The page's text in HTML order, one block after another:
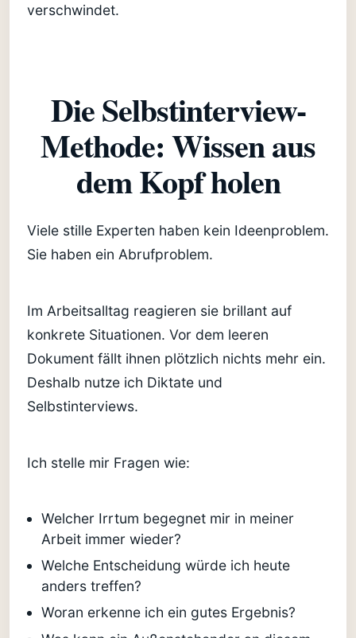
verschwindet.
Die Selbstinterview-
Methode: Wissen aus
dem Kopf holen
Viele stille Experten haben kein Ideenproblem.
Sie haben ein Abrufproblem.
Im Arbeitsalltag reagieren sie brillant auf
konkrete Situationen. Vor dem leeren
Dokument fällt ihnen plötzlich nichts mehr ein.
Deshalb nutze ich Diktate und
Selbstinterviews.
Ich stelle mir Fragen wie:
Welcher Irrtum begegnet mir in meiner
Arbeit immer wieder?
Welche Entscheidung würde ich heute
anders treffen?
Woran erkenne ich ein gutes Ergebnis?